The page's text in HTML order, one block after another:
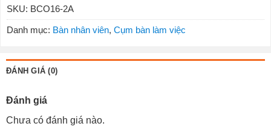
SKU: BCO16-2A
Danh mục: Bàn nhân viên, Cụm bàn làm việc
ĐÁNH GIÁ (0)
Đánh giá
Chưa có đánh giá nào.